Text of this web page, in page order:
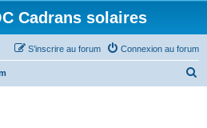
Cadrans solaires
Connexion au forum
S’inscrire au forum